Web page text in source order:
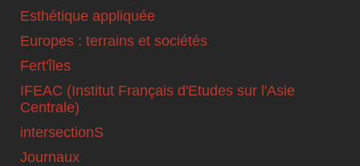
Esthétique appliquée
Europes : terrains et sociétés
Fert'îles
IFEAC (Institut Français d'Etudes sur l'Asie
Centrale)
intersectionS
Journaux